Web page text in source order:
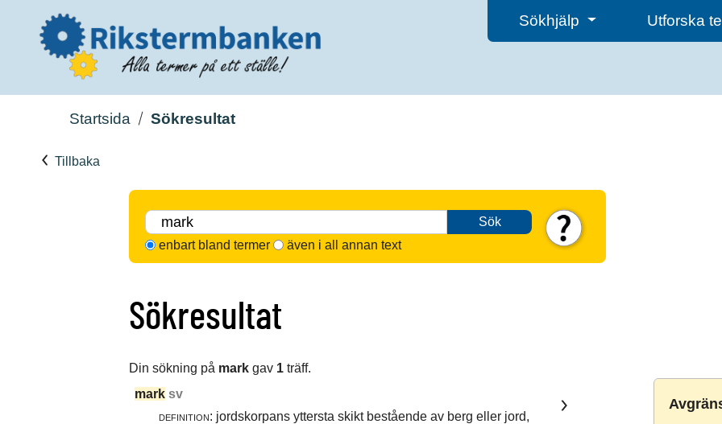
Sökhjälp Utforska
Startsida Sökresultat
Tillbaka
Sök
enbart bland termer
även i all annan text
Sökresultat
Din sökning på mark gav 1 träff.
mark sv
definition: jordskorpans yttersta skikt bestående av berg eller jord,